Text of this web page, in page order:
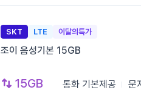
SKT LTE 이달의특가
조이 음성기본 15GB
15GB 통화 기본제공 문